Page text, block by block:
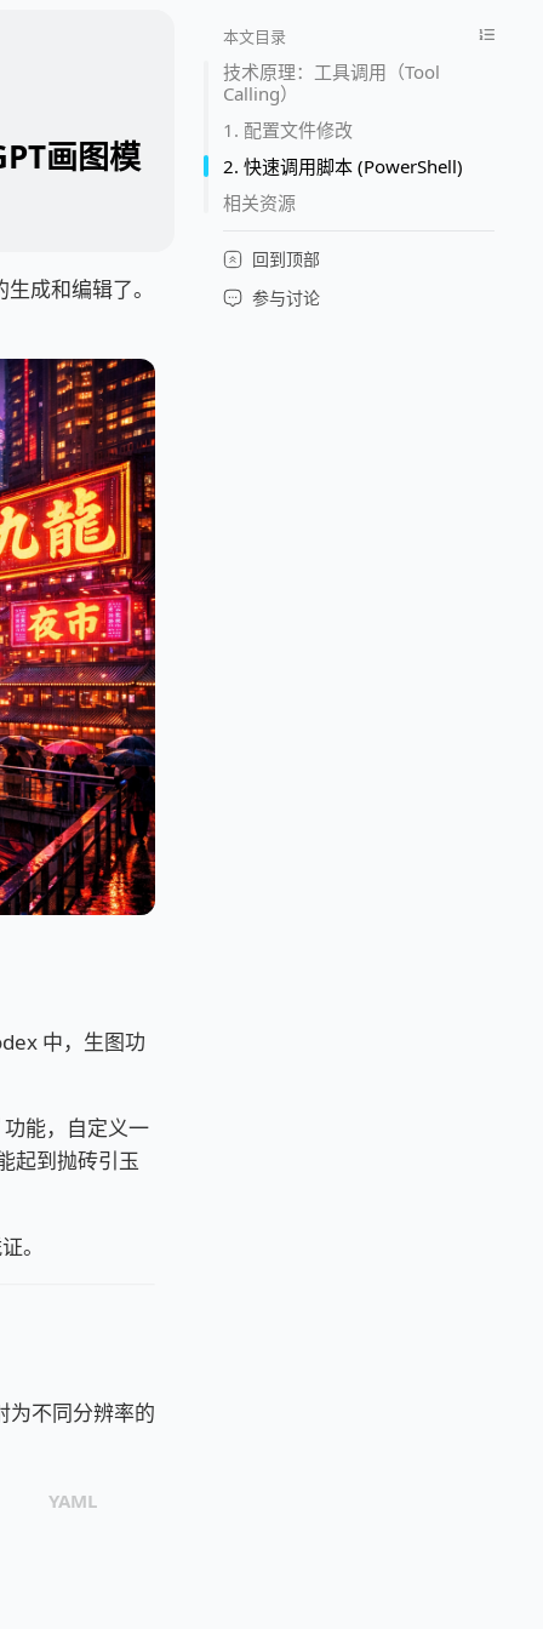
画图模
成和编辑了。
中，生图功
功能，自定义一
起到抛砖引玉
。
为不同分辨率的
本文目录
技术原理：工具调用（Tool
Calling）
1. 配置文件修改
2. 快速调用脚本 (PowerShell)
相关资源
回到顶部
参与讨论